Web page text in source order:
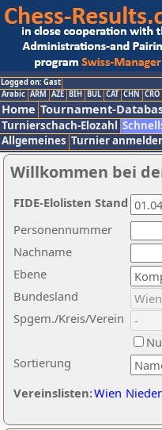
Logged on: Gast
Arabic ARM AZE BIH BUL CAT CHN CRO
Home Tournament-
Turnierschach-Elozahl
Allgemeines Turnier
Willkommen bei
Nachname
Ebene
Sortierung
Personennummer
Bundesland
Spgem./Kreis/Verein
Vereinslisten:Wien
FIDE-Elolisten Stand